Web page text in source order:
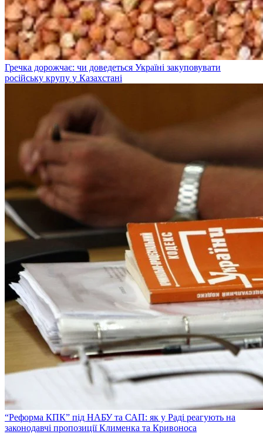
Гречка дорожчає: чи доведеться Україні закуповувати
російську крупу у Казахстані
“Реформа КПК” під НАБУ та САП: як у Раді реагують на
законодавчі пропозиції Клименка та Кривоноса